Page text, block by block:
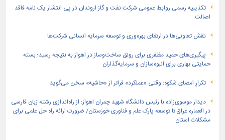
تكذیبیه رسمی روابط عمومی شركت نفت و گاز اروندان در پی انتشار یک نامه فاقد
اصالت
نقش تعاونی‌ها در ارتقای بهره‌وری و توسعه سرمایه انسانی شرکت‌ها
پیگیری‌های حمید مظفری برای رونق ساخت‌وساز در اهواز به نتیجه رسید؛ بسته
حمایتی بهاری برای انبوه‌سازان و سرمایه‌گذاران
تکرارِ امضای شکوه؛ وقتی «عملکرد» فراتر از «حاشیه» سخن می‌گوید
دیدار موسوی‌زاده با رئیس دانشگاه شهید چمران اهواز؛ از راه‌اندازی رشته زبان فارسی
در العماره عراق تا توسعه پارک علم و فناوری خوزستان/ ضرورت ارائه راه حل علمی برای
مشکلات استان